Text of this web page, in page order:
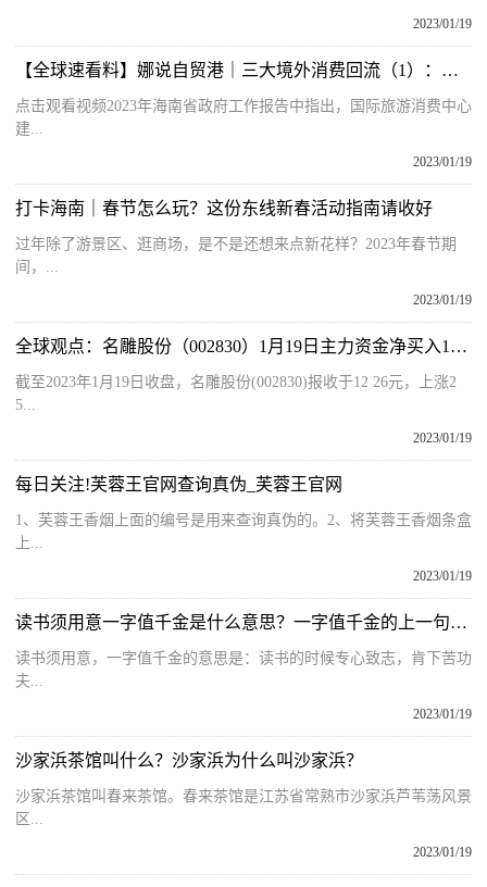
2023/01/19
【全球速看料】娜说自贸港｜三大境外消费回流（1）：离岛免税购物冲刺800亿销售额
点击观看视频2023年海南省政府工作报告中指出，国际旅游消费中心
建...
2023/01/19
打卡海南｜春节怎么玩？这份东线新春活动指南请收好
过年除了游景区、逛商场，是不是还想来点新花样？2023年春节期
间，...
2023/01/19
全球观点：名雕股份（002830）1月19日主力资金净买入193.92万元
截至2023年1月19日收盘，名雕股份(002830)报收于12 26元，上涨2
5...
2023/01/19
每日关注!芙蓉王官网查询真伪_芙蓉王官网
1、芙蓉王香烟上面的编号是用来查询真伪的。2、将芙蓉王香烟条盒
上...
2023/01/19
读书须用意一字值千金是什么意思？一字值千金的上一句是什么古诗？
读书须用意，一字值千金的意思是：读书的时候专心致志，肯下苦功
夫...
2023/01/19
沙家浜茶馆叫什么？沙家浜为什么叫沙家浜？
沙家浜茶馆叫春来茶馆。春来茶馆是江苏省常熟市沙家浜芦苇荡风景
区...
2023/01/19